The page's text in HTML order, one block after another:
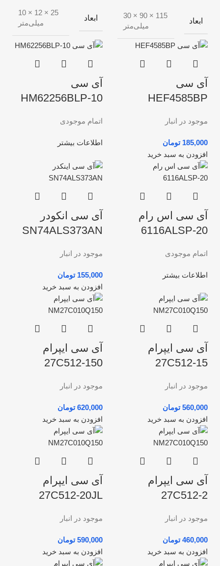
ابعاد
115 × 90 × 30
میلی‌متر
ابعاد
25 × 12 × 10
میلی‌متر
آی سی
HEF4585BP
موجود در انبار
تومان
افزودن به سبد خرید
آی سی
HM62256BLP-10
اتمام موجودی
اطلاعات بیشتر
آی سی اس رام
6116ALSP-20
اتمام موجودی
اطلاعات بیشتر
آی سی انکودر
SN74ALS373AN
موجود در انبار
تومان
افزودن به سبد خرید
آی سی ایپرام
27C512-15
موجود در انبار
تومان
افزودن به سبد خرید
آی سی ایپرام
27C512-150
موجود در انبار
تومان
افزودن به سبد خرید
آی سی ایپرام
27C512-2
موجود در انبار
تومان
افزودن به سبد خرید
آی سی ایپرام
27C512-20JL
موجود در انبار
تومان
افزودن به سبد خرید